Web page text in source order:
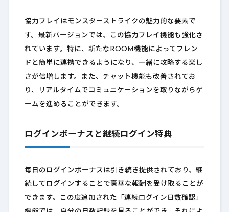
協力プレイはモンスターストライクの魅力的な要素で
す。最新バージョンでは、この協力プレイ機能も強化さ
れています。特に、新たなROOM機能によってフレン
ドと簡単に連携できるようになり、一緒に攻略する楽し
さが倍増します。また、チャット機能も改善されてお
り、リアルタイムでコミュニケーションを取りながらゲ
ームを進めることができます。
ログインボーナスと継続ログイン特典
毎日のログインボーナスは引き続き提供されており、継
続してログインすることで豪華な報酬を受け取ることが
できます。この度追加された「連続ログイン日数確認」